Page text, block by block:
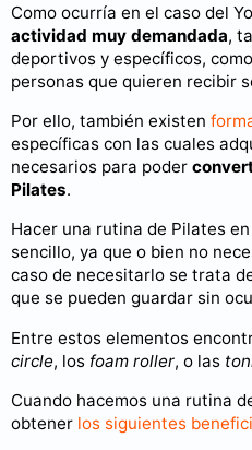
Como ocurría en el caso del
actividad muy demandada,
deportivos y específicos,
personas que quieren recibir
Por ello, también existen
específicas con las cuales
necesarios para poder
Pilates.
Hacer una rutina de Pilates
sencillo, ya que o bien no
caso de necesitarlo se trata
que se pueden guardar sin
Entre estos elementos
circle, los foam roller, o las
Cuando hacemos una rutina
obtener los siguientes